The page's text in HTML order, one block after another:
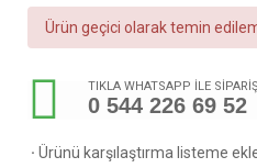
Ürün geçici olarak temin
TIKLA WHATSAPP İLE
0 544 226 69 52
· Ürünü karşılaştırma listeme